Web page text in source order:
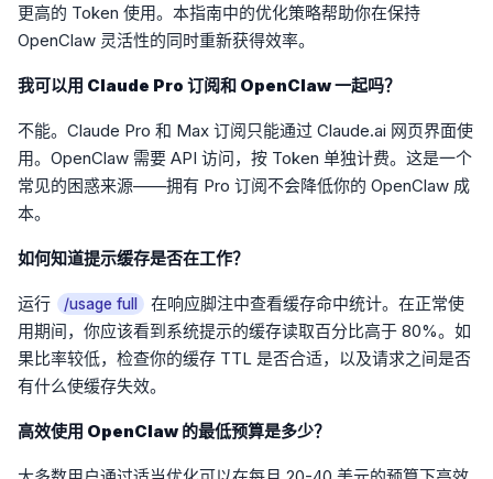
更高的 Token 使用。本指南中的优化策略帮助你在保持
OpenClaw 灵活性的同时重新获得效率。
我可以用 Claude Pro 订阅和 OpenClaw 一起吗？
不能。Claude Pro 和 Max 订阅只能通过 Claude.ai 网页界面使
用。OpenClaw 需要 API 访问，按 Token 单独计费。这是一个
常见的困惑来源——拥有 Pro 订阅不会降低你的 OpenClaw 成
本。
如何知道提示缓存是否在工作？
运行 /usage full
在响应脚注中查看缓存命中统计。在正常使
用期间，你应该看到系统提示的缓存读取百分比高于 80%。如
果比率较低，检查你的缓存 TTL 是否合适，以及请求之间是否
有什么使缓存失效。
高效使用 OpenClaw 的最低预算是多少？